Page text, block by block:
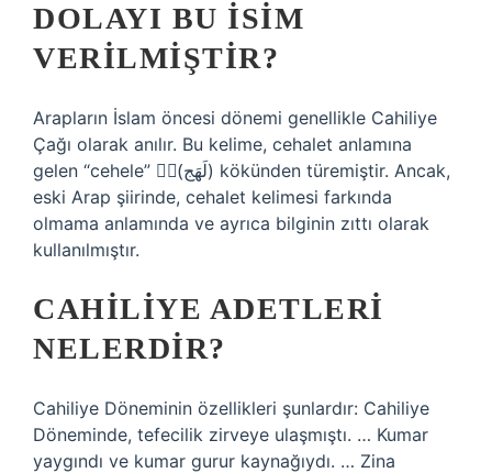
DOLAYI BU ISIM
VERILMIŞTIR?
Arapların İslam öncesi dönemi genellikle Cahiliye
Çağı olarak anılır. Bu kelime, cehalet anlamına
gelen “cehele” (ََلَهَج) kökünden türemiştir. Ancak,
eski Arap şiirinde, cehalet kelimesi farkında
olmama anlamında ve ayrıca bilginin zıttı olarak
kullanılmıştır.
CAHILIYE ADETLERI
NELERDIR?
Cahiliye Döneminin özellikleri şunlardır: Cahiliye
Döneminde, tefecilik zirveye ulaşmıştı. … Kumar
yaygındı ve kumar gurur kaynağıydı. … Zina